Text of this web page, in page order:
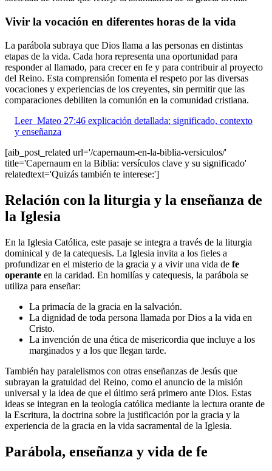
Vivir la vocación en diferentes horas de la vida
La parábola subraya que Dios llama a las personas en distintas
etapas de la vida. Cada hora representa una oportunidad para
responder al llamado, para crecer en fe y para contribuir al proyecto
del Reino. Esta comprensión fomenta el respeto por las diversas
vocaciones y experiencias de los creyentes, sin permitir que las
comparaciones debiliten la comunión en la comunidad cristiana.
Leer Mateo 27:46 explicación detallada: significado, contexto
y enseñanza
[aib_post_related url='/capernaum-en-la-biblia-versiculos/'
title='Capernaum en la Biblia: versículos clave y su significado'
relatedtext='Quizás también te interese:']
Relación con la liturgia y la enseñanza de
la Iglesia
En la Iglesia Católica, este pasaje se integra a través de la liturgia
dominical y de la catequesis. La Iglesia invita a los fieles a
profundizar en el misterio de la gracia y a vivir una vida de fe
operante en la caridad. En homilías y catequesis, la parábola se
utiliza para enseñar:
La primacía de la gracia en la salvación.
La dignidad de toda persona llamada por Dios a la vida en
Cristo.
La invención de una ética de misericordia que incluye a los
marginados y a los que llegan tarde.
También hay paralelismos con otras enseñanzas de Jesús que
subrayan la gratuidad del Reino, como el anuncio de la misión
universal y la idea de que el último será primero ante Dios. Estas
ideas se integran en la teología católica mediante la lectura orante de
la Escritura, la doctrina sobre la justificación por la gracia y la
experiencia de la gracia en la vida sacramental de la Iglesia.
Parábola, enseñanza y vida de fe